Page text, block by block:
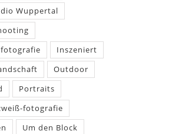
Wuppertal
Inszeniert
Outdoor
Portraits
fotografie
Um den Block